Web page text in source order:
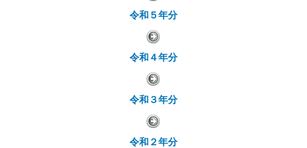
令和５年分
令和４年分
令和３年分
令和２年分